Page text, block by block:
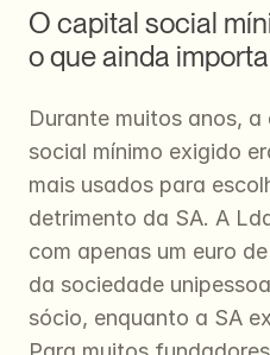
O capital social
o que ainda importa
Durante muitos anos,
social mínimo exigido
mais usados para
detrimento da SA. A
com apenas um euro
da sociedade
sócio, enquanto a SA